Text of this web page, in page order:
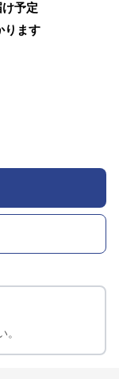
予定
ります
。